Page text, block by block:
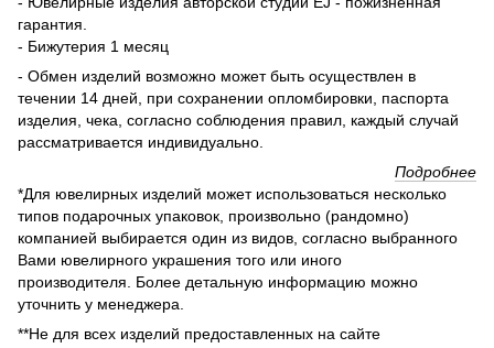
гарантия.
- Бижутерия 1 месяц
- Обмен изделий возможно может быть осуществлен в
течении 14 дней, при сохранении опломбировки, паспорта
изделия, чека, согласно соблюдения правил, каждый случай
рассматривается индивидуально.
Подробнее
*Для ювелирных изделий может использоваться несколько
типов подарочных упаковок, произвольно (рандомно)
компанией выбирается один из видов, согласно выбранного
Вами ювелирного украшения того или иного
производителя. Более детальную информацию можно
уточнить у менеджера.
**Не для всех изделий предоставленных на сайте